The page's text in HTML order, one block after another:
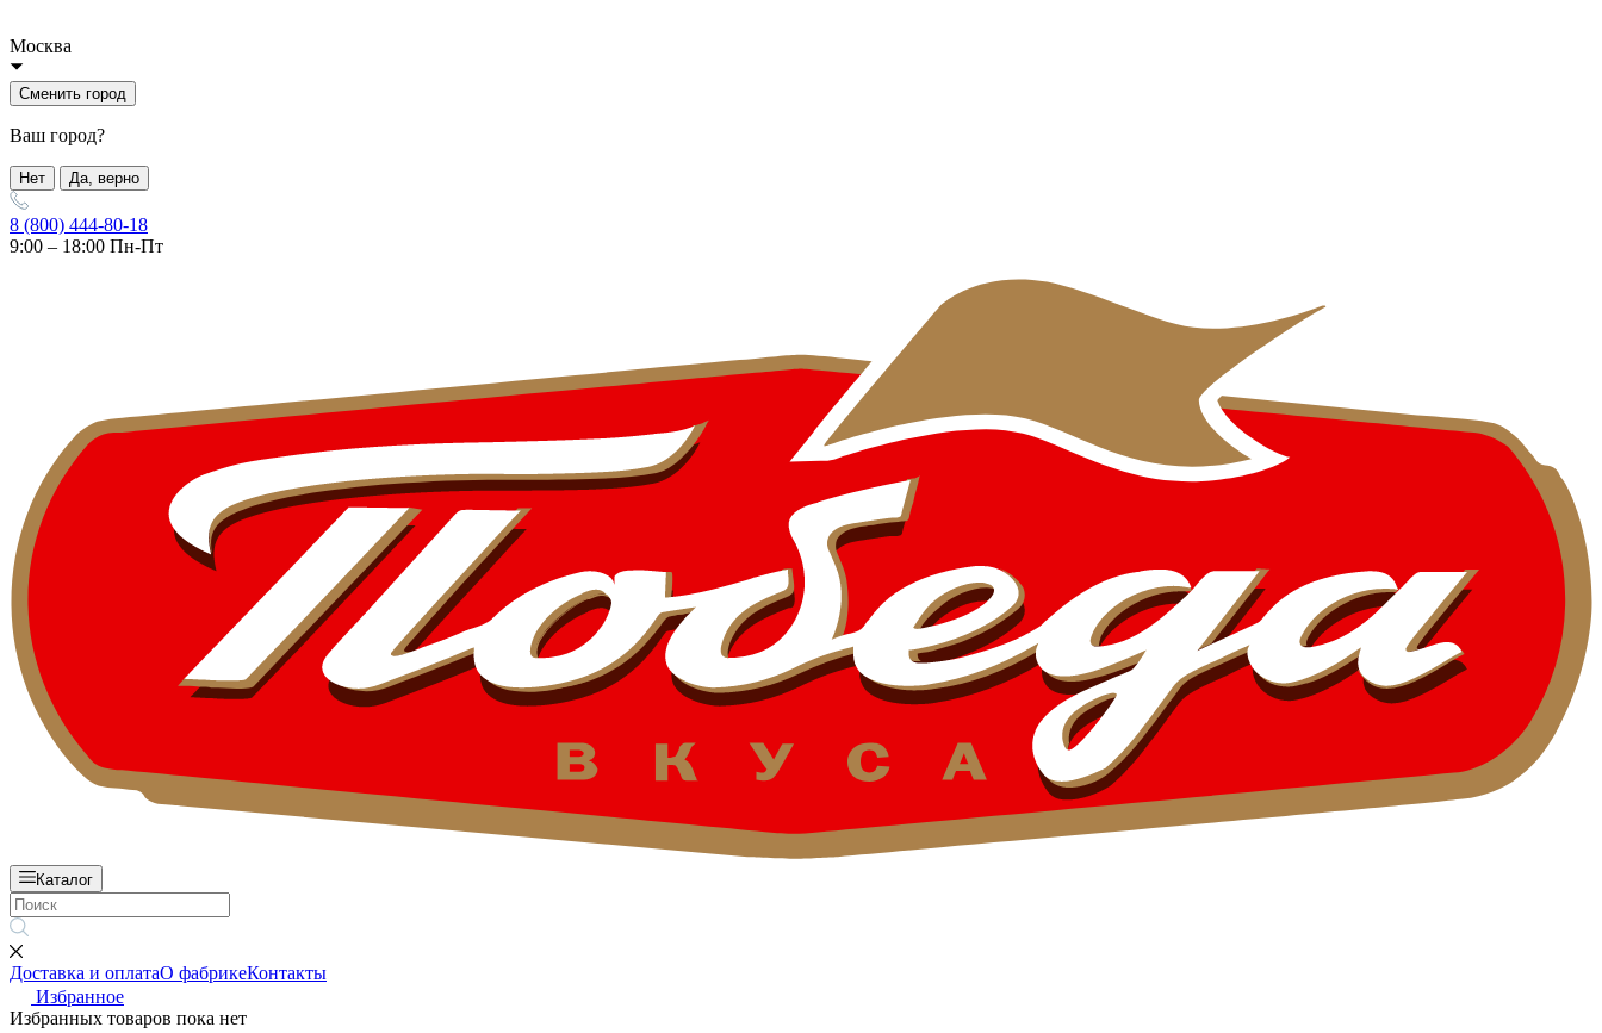
Москва
Сменить город
Ваш город?
Нет Да, верно
8 (800) 444-80-18
9:00 – 18:00 Пн-Пт
Каталог
Доставка и оплатаО фабрикеКонтакты
Избранное
Избранных товаров пока нет